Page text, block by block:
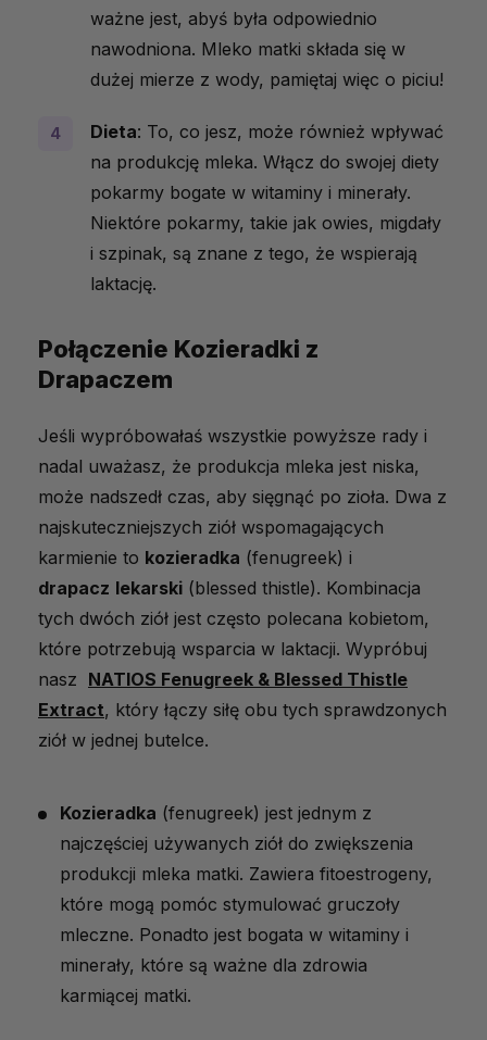
ważne jest, abyś była odpowiednio
nawodniona. Mleko matki składa się w
dużej mierze z wody, pamiętaj więc o piciu!
Dieta: To, co jesz, może również wpływać
na produkcję mleka. Włącz do swojej diety
pokarmy bogate w witaminy i minerały.
Niektóre pokarmy, takie jak owies, migdały
i szpinak, są znane z tego, że wspierają
laktację.
Połączenie Kozieradki z
Drapaczem
Jeśli wypróbowałaś wszystkie powyższe rady i
nadal uważasz, że produkcja mleka jest niska,
może nadszedł czas, aby sięgnąć po zioła. Dwa z
najskuteczniejszych ziół wspomagających
karmienie to kozieradka (fenugreek) i
drapacz lekarski (blessed thistle). Kombinacja
tych dwóch ziół jest często polecana kobietom,
które potrzebują wsparcia w laktacji. Wypróbuj
nasz NATIOS Fenugreek & Blessed Thistle
Extract, który łączy siłę obu tych sprawdzonych
ziół w jednej butelce.
Kozieradka (fenugreek) jest jednym z
najczęściej używanych ziół do zwiększenia
produkcji mleka matki. Zawiera fitoestrogeny,
które mogą pomóc stymulować gruczoły
mleczne. Ponadto jest bogata w witaminy i
minerały, które są ważne dla zdrowia
karmiącej matki.